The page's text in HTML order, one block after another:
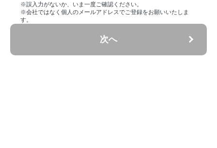
※誤入力がないか、いま一度ご確認ください。
※会社ではなく個人のメールアドレスでご登録をお願いいたしま
す。
次へ